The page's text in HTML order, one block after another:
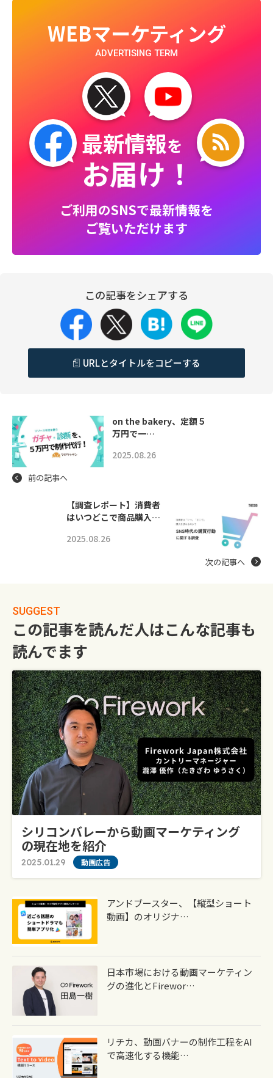
WEBマーケティング
ADVERTISING TERM
最新情報を
お届け！
ご利用のSNSで最新情報を
ご覧いただけます
この記事をシェアする
URLとタイトルをコピーする
on the bakery、定額５
万円で一…
2025.08.26
前の記事へ
【調査レポート】消費者
はいつどこで商品購入…
2025.08.26
次の記事へ
SUGGEST
この記事を読んだ人はこんな記事も
読んでます
シリコンバレーから動画マーケティング
の現在地を紹介
2025.01.29 動画広告
アンドブースター、【縦型ショート
動画】のオリジナ…
日本市場における動画マーケティン
グの進化とFirewor…
リチカ、動画バナーの制作工程をAI
で高速化する機能…